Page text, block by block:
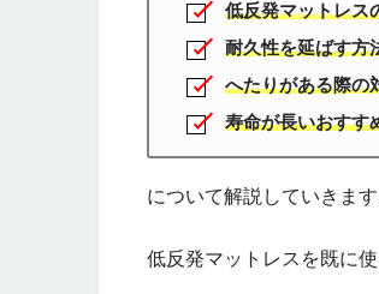
低反発マットレス
耐久性を延ばす方
へたりがある際の
寿命が長いおすす
について解説していきます
低反発マットレスを既に